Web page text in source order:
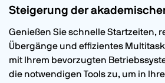
Steigerung der
Genießen Sie schnelle Startzeiten,
Übergänge und effizientes
mit Ihrem bevorzugten
die notwendigen Tools zu, um in